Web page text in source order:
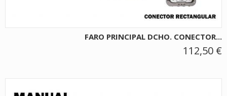
FARO PRINCIPAL DCHO. CONECTOR...
112,50 €